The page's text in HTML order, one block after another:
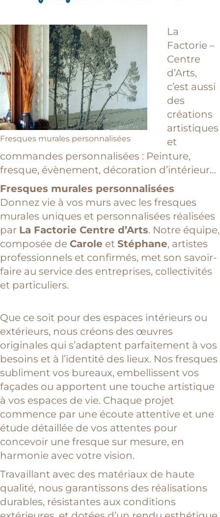
Fresques murales personnalisées
La
Factorie –
Centre
d’Arts,
c’est aussi
des
créations
artistiques
et
commandes personnalisées : Peinture,
fresque, évènement, décoration d’intérieur…
Fresques murales personnalisées
Donnez vie à vos murs avec les fresques
murales uniques et personnalisées réalisées
par La Factorie Centre d’Arts. Notre équipe,
composée de Carole et Stéphane, artistes
professionnels et confirmés, met son savoir-
faire au service des entreprises, collectivités
et particuliers.
Que ce soit pour des espaces intérieurs ou
extérieurs, nous créons des œuvres
originales qui s’adaptent parfaitement à vos
besoins et à l’identité des lieux. Nos fresques
subliment vos bureaux, embellissent vos
façades ou apportent une touche artistique
à vos espaces de vie. Chaque projet
commence par une écoute attentive et une
étude détaillée de vos attentes pour
concevoir une fresque sur mesure, en
harmonie avec votre vision.
Travaillant avec des matériaux de haute
qualité, nous garantissons des réalisations
durables, résistantes aux conditions